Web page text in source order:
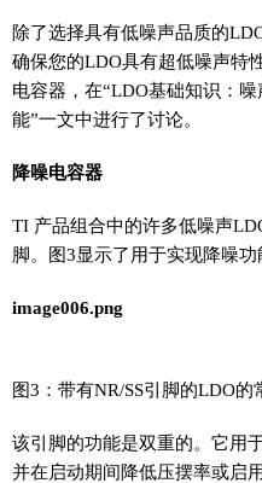
除了选择具有低噪声品质的
确保您的LDO具有超低噪声特
电容器，在“LDO基础知识：
能”一文中进行了讨论。
降噪电容器
TI 产品组合中的许多低噪声
脚。图3显示了用于实现降噪功
image006.png
图3：带有NR/SS引脚的LDO的
该引脚的功能是双重的。它用
并在启动期间降低压摆率或启用